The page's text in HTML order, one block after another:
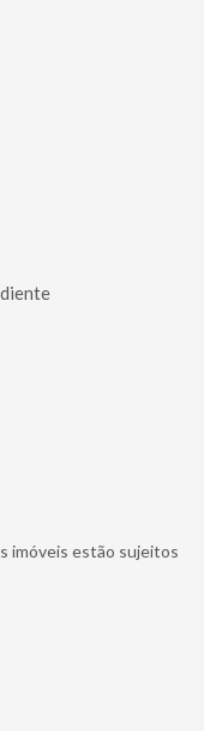
imóveis estão sujeitos